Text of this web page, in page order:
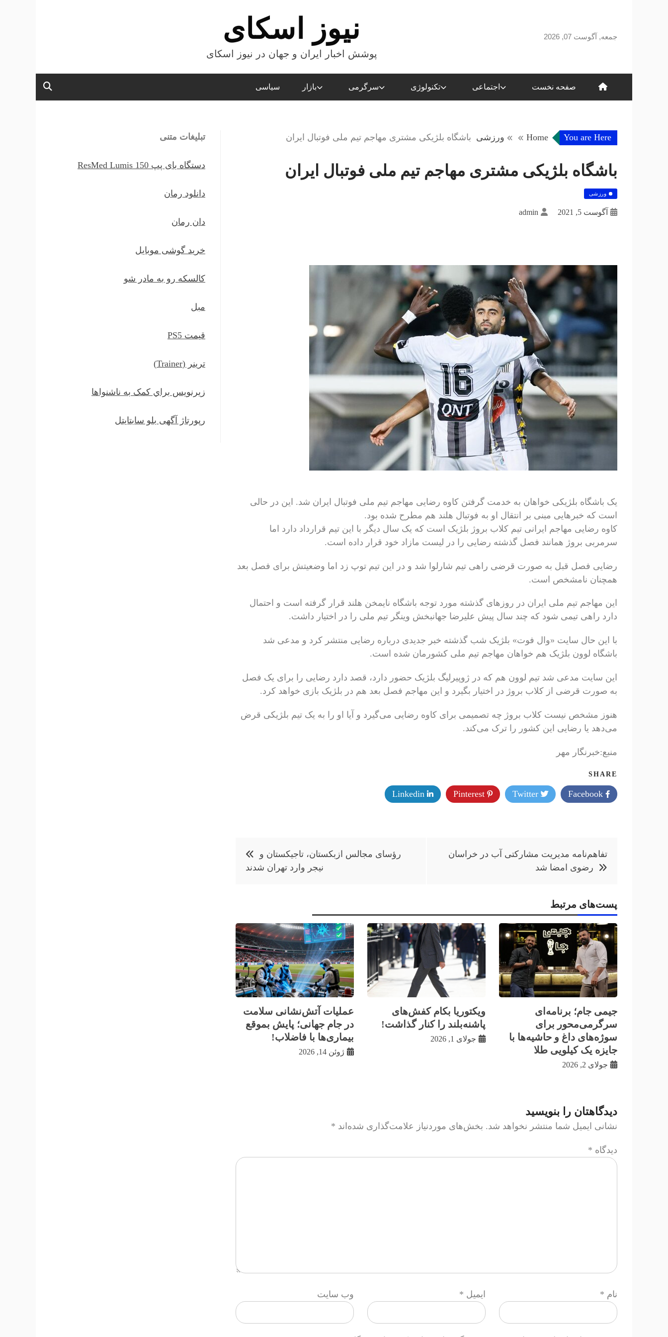
جمعه, آگوست 07, 2026 نیوز اسکای
پوشش اخبار ایران و جهان در نیوز اسکای
صفحه نخست اجتماعی تکنولوژی سرگرمی بازار سیاسی
You are Here
Home ورزشی باشگاه بلژیکی مشتری مهاجم تیم ملی فوتبال ایران
باشگاه بلژیکی مشتری مهاجم تیم ملی فوتبال ایران
ورزشی
آگوست 5, 2021 admin
یک باشگاه بلژیکی خواهان به خدمت گرفتن کاوه رضایی مهاجم تیم ملی فوتبال ایران شد. این در حالی
است که خبرهایی مبنی بر انتقال او به فوتبال هلند هم مطرح شده بود.
کاوه رضایی مهاجم ایرانی تیم کلاب بروژ بلژیک است که یک سال دیگر با این تیم قرارداد دارد اما
سرمربی بروژ همانند فصل گذشته رضایی را در لیست مازاد خود قرار داده است.
رضایی فصل قبل به صورت قرضی راهی تیم شارلوا شد و در این تیم توپ زد اما وضعیتش برای فصل بعد
همچنان نامشخص است.
این مهاجم تیم ملی ایران در روزهای گذشته مورد توجه باشگاه نایمخن هلند قرار گرفته است و احتمال
دارد راهی تیمی شود که چند سال پیش علیرضا جهانبخش وینگر تیم ملی را در اختیار داشت.
با این حال سایت «وال فوت» بلژیک شب گذشته خبر جدیدی درباره رضایی منتشر کرد و مدعی شد
باشگاه لوون بلژیک هم خواهان مهاجم تیم ملی کشورمان شده است.
این سایت مدعی شد تیم لوون هم که در ژوپیرلیگ بلژیک حضور دارد، قصد دارد رضایی را برای یک فصل
به صورت قرضی از کلاب بروژ در اختیار بگیرد و این مهاجم فصل بعد هم در بلژیک بازی خواهد کرد.
هنوز مشخص نیست کلاب بروژ چه تصمیمی برای کاوه رضایی می‌گیرد و آیا او را به یک تیم بلژیکی قرض
می‌دهد یا رضایی این کشور را ترک می‌کند.
منبع:خبرنگار مهر
SHARE
Twitter
راهبری
نوشته
تفاهم‌نامه مدیریت مشارکتی آب در خراسان
رضوی امضا شد
رؤسای مجالس ازبکستان، تاجیکستان و
نیجر وارد تهران شدند
پست‌های مرتبط
جیمی جام؛ برنامه‌ای
سرگرمی‌محور برای
سوژه‌های داغ و حاشیه‌ها با
جایزه یک کیلویی طلا
جولای 2, 2026
ویکتوریا بکام کفش‌های
پاشنه‌بلند را کنار گذاشت!
جولای 1, 2026
عملیات آتش‌نشانی سلامت
در جام جهانی؛ پایش بموقع
بیماری‌ها با فاضلاب!
ژوئن 14, 2026
دیدگاهتان را بنویسید
نشانی ایمیل شما منتشر نخواهد شد. بخش‌های موردنیاز علامت‌گذاری شده‌اند *
دیدگاه *
نام * ایمیل * وب‌ سایت
تبلیغات متنی
دستگاه بای پپ ResMed Lumis 150
دانلود رمان
دان رمان
خرید گوشی موبایل
کالسکه رو به مادر شو
مبل
قیمت PS5
ترينر (Trainer)
زيرنويس براي کمک به ناشنواها
رپورتاژ آگهی بلو سابتایتل